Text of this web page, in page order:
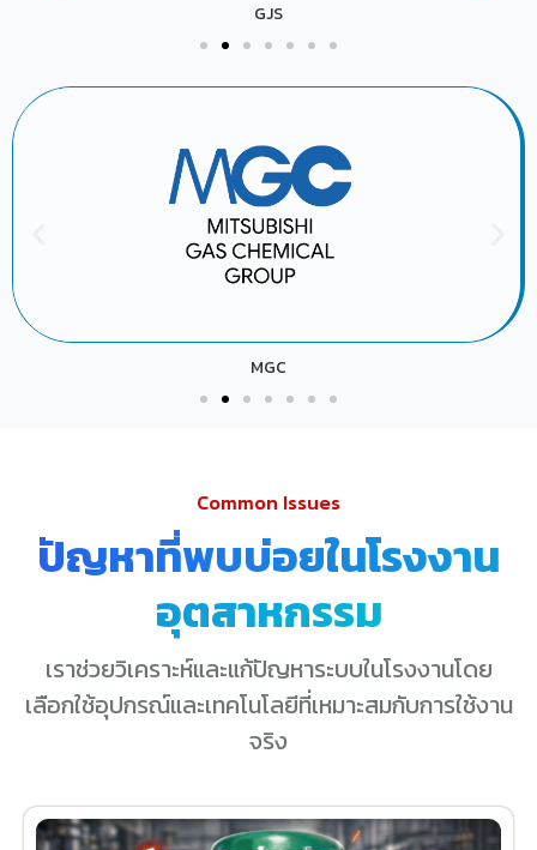
GJS
MGC
Common Issues
ปัญหาที่พบบ่อยในโรงงาน
อุตสาหกรรม
เราช่วยวิเคราะห์และแก้ปัญหาระบบในโรงงานโดย
เลือกใช้อุปกรณ์และเทคโนโลยีที่เหมาะสมกับการใช้งาน
จริง